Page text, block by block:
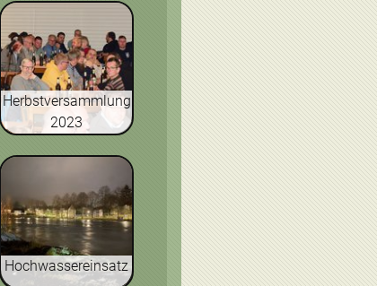
Herbstversammlung
2023
Hochwassereinsatz